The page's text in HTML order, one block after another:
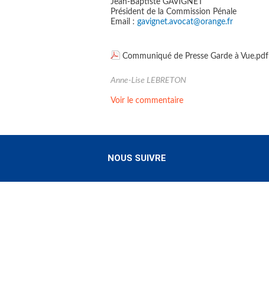
Jean-Baptiste GAVIGNET
Président de la Commission Pénale
Email : gavignet.avocat@orange.fr
Communiqué de Presse Garde à Vue.pdf
Anne-Lise LEBRETON
Voir le commentaire
NOUS SUIVRE